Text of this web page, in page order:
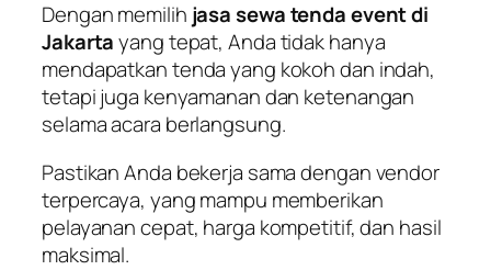
Dengan memilih jasa sewa tenda event di
Jakartayang tepat, Anda tidak hanya
mendapatkan tenda yang kokoh dan indah,
tetapi juga kenyamanan dan ketenangan
selama acara berlangsung.
Pastikan Anda bekerja sama dengan vendor
terpercaya, yang mampu memberikan
pelayanan cepat, harga kompetitif, dan hasil
maksimal.